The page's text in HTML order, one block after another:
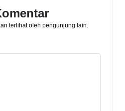
terlihat oleh pengunjung lain.